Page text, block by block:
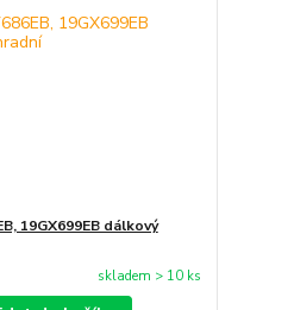
19GX699EB dálkový
skladem > 10 ks